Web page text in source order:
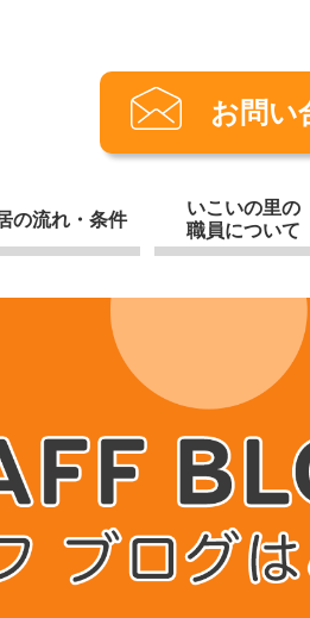
お問い
の流れ・条件
いこいの里の
職員について